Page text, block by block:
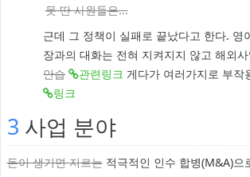
못 딴 사원들은...
근데 그 정책이 실패로 끝났다고 한다. 영
장과의 대화는 전혀 지켜지지 않고 해외
안습
관련링크 게다가 여러가지로 부
링크
3 사업 분야
돈이 생기면 지르는적극적인 인수 합병(M&A)으